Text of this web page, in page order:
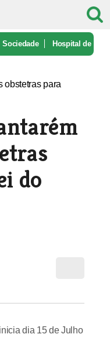
Sociedade Hospital de
do
dia 15 de Julho